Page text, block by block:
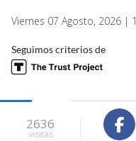
Viernes 07 Agosto, 2026 |
Seguimos criterios de
2636
visitas